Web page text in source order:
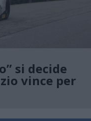
si decide
vince per